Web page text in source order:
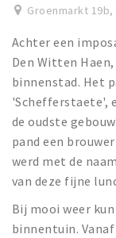
Musea, theaters
Uitjes &
Toeristische
Natuur
Groenmarkt 19b,
Achter een
Den Witten
binnenstad. Het
'Schefferstaete',
de oudste
pand een
werd met de
van deze fijne
Bij mooi weer
binnentuin.